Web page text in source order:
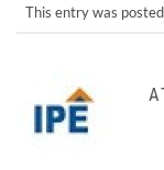
This entry was